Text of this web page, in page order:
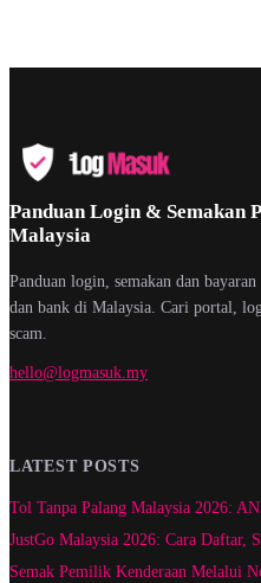
Panduan Login & Semakan
Malaysia
Panduan login, semakan dan
dan bank di Malaysia. Cari portal,
scam.
hello@logmasuk.my
LATEST POSTS
Tol Tanpa Palang Malaysia 2026:
JustGo Malaysia 2026: Cara Daftar,
Semak Pemilik Kenderaan Melalui